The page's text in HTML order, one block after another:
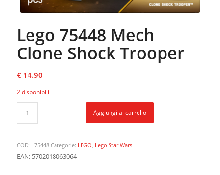
Lego 75448 Mech
Clone Shock Trooper
€14.90
2 disponibili
Aggiungi al carrello
COD: L75448 Categorie: LEGO Lego Star Wars
EAN: 5702018063064